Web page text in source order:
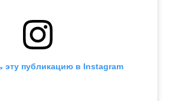
эту публикацию в Instagram